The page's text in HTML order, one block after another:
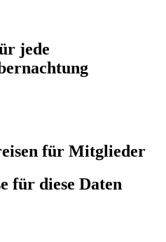
jede
für Mitglieder
für diese Daten